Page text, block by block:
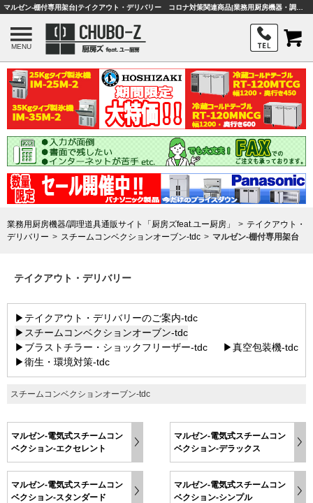
MENU
業務用厨房機器/調理道具通販サイト「厨房ズfeat.ユー厨房」
テイクアウト・
デリバリー
スチームコンベクションオーブン-tdc マルゼン-棚付専用架台
テイクアウト・デリバリー
▶テイクアウト・デリバリーのご案内-tdc
▶スチームコンベクションオーブン-tdc
▶ブラストチラー・ショックフリーザー-tdc
▶真空包装機-tdc
▶衛生・環境対策-tdc
スチームコンベクションオーブン-tdc
マルゼン-電気式スチームコン
ベクション-エクセレント
マルゼン-電気式スチームコン
ベクション-デラックス
マルゼン-電気式スチームコン
ベクション-スタンダード
マルゼン-電気式スチームコン
ベクション-シンプル